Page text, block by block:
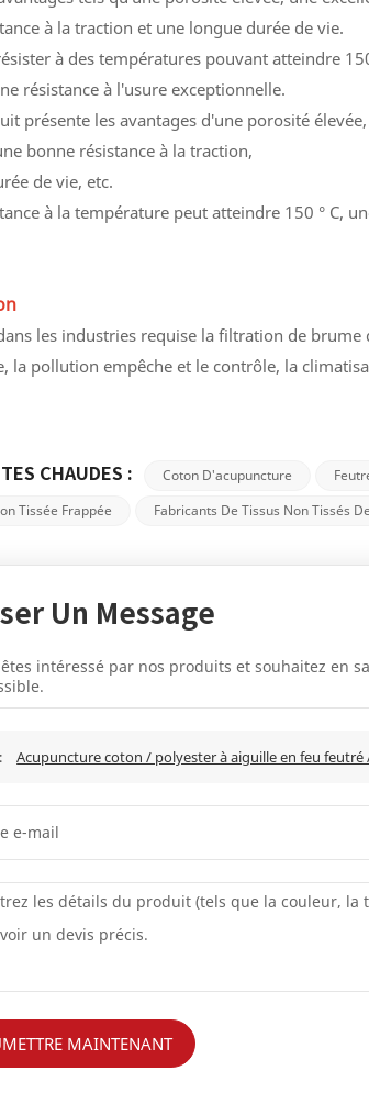
à la traction et une longue durée de vie.
à des températures pouvant atteindre
résistance à l'usure exceptionnelle.
présente les avantages d'une porosité
bonne résistance à la traction,
de vie, etc.
à la température peut atteindre 150 ° C,
les industries requise la filtration de
la pollution empêche et le contrôle, la
CHAUDES : Coton D'acupuncture
Tissée Frappée
Fabricants De Tissus Non Tissés
Un Message
intéressé par nos produits et souhaitez en
Acupuncture coton / polyester à aiguille en feu feutré
MAINTENANT